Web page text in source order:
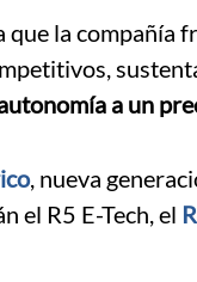
la compañía
a un
, nueva
el R5 E-Tech, el